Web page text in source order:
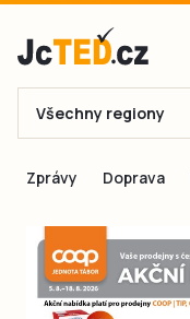
E-mail
Všechny regiony
Zprávy Doprava